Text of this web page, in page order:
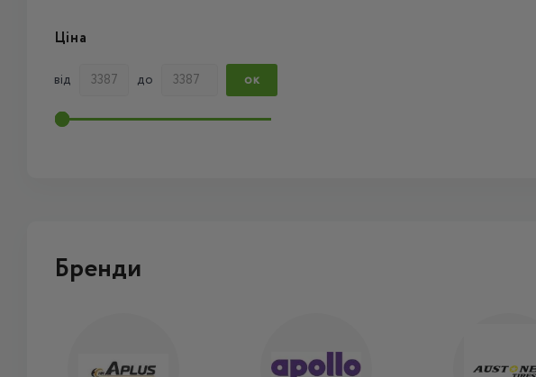
Ціна
від до ОК
Бренди